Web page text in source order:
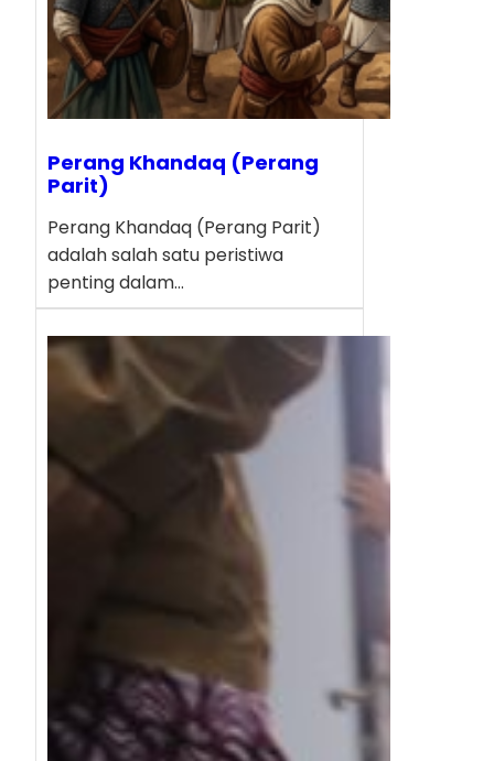
Perang Khandaq (Perang
Parit)
Perang Khandaq (Perang Parit)
adalah salah satu peristiwa
penting dalam…